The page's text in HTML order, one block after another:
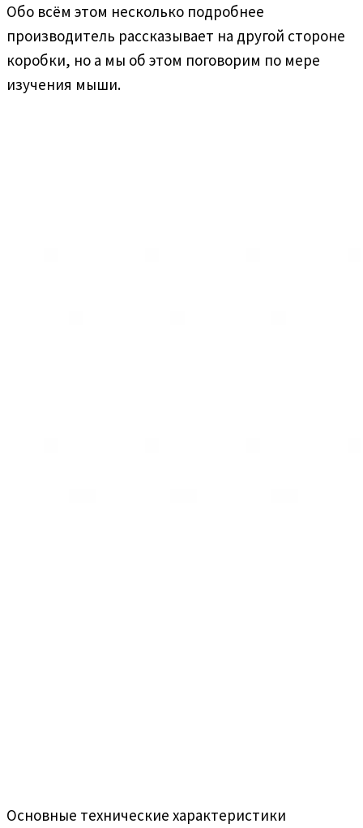
Обо всём этом несколько подробнее
производитель рассказывает на другой стороне
коробки, но а мы об этом поговорим по мере
изучения мыши.
Основные технические характеристики